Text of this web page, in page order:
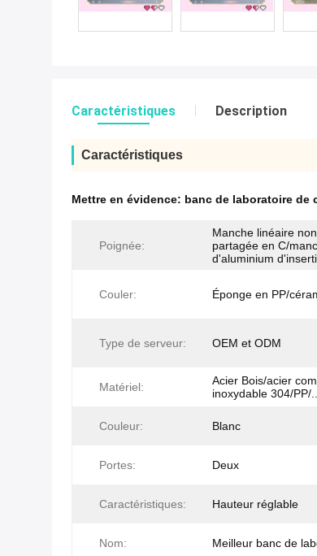
Caractéristiques Description
Caractéristiques
Mettre en évidence: banc de laboratoire de
Poignée:
Manche linéaire
partagée en C/
d'aluminium
Couler: Éponge en PP/
Type de serveur: OEM et ODM
Matériel:
Acier Bois/acier
inoxydable 304/PP/...
Couleur: Blanc
Portes: Deux
Caractéristiques: Hauteur réglable
Nom: Meilleur banc de